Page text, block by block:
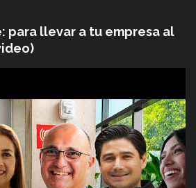
para llevar a tu empresa al